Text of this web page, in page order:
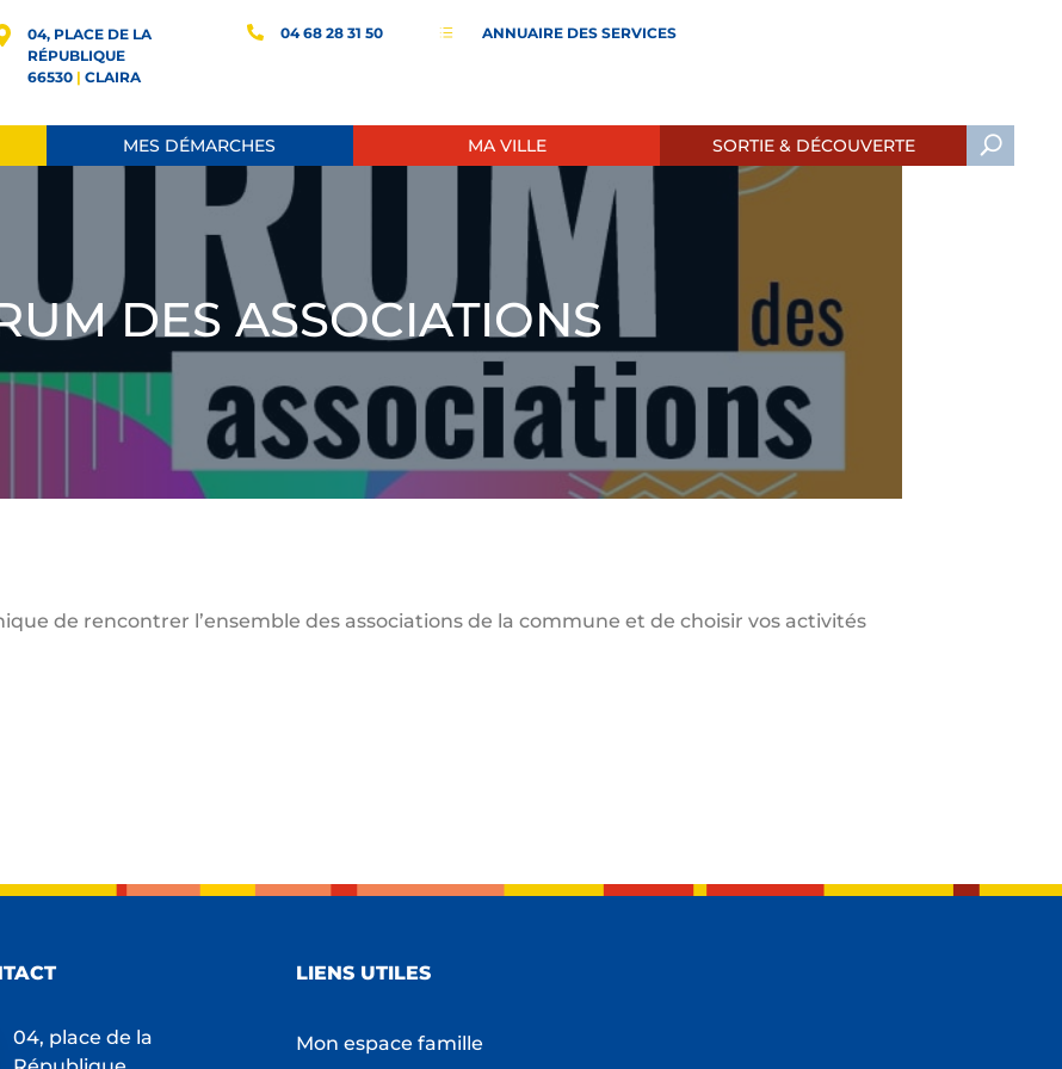
04, PLACE DE LA
RÉPUBLIQUE
66530| CLAIRA
04 68 28 31 50 d ANNUAIRE DES SERVICES
MES DÉMARCHES MA VILLE SORTIE & DÉCOUVERTE
DES ASSOCIATIONS
de rencontrer l’ensemble des associations de la commune et de choisir vos activités
04, place de la
LIENS UTILES
Mon espace famille